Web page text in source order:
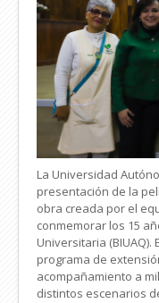
La Universidad
presentación de la
obra creada por el
conmemorar los 15
Universitaria
programa de
acompañamiento a
distintos escenarios